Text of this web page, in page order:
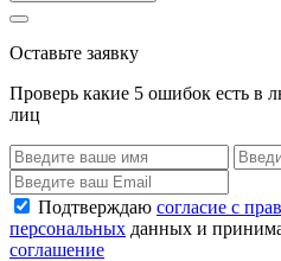
Оставьте заявку
Проверь какие 5 ошибок есть в
лиц
Подтверждаю согласие с
персональных данных и
соглашение